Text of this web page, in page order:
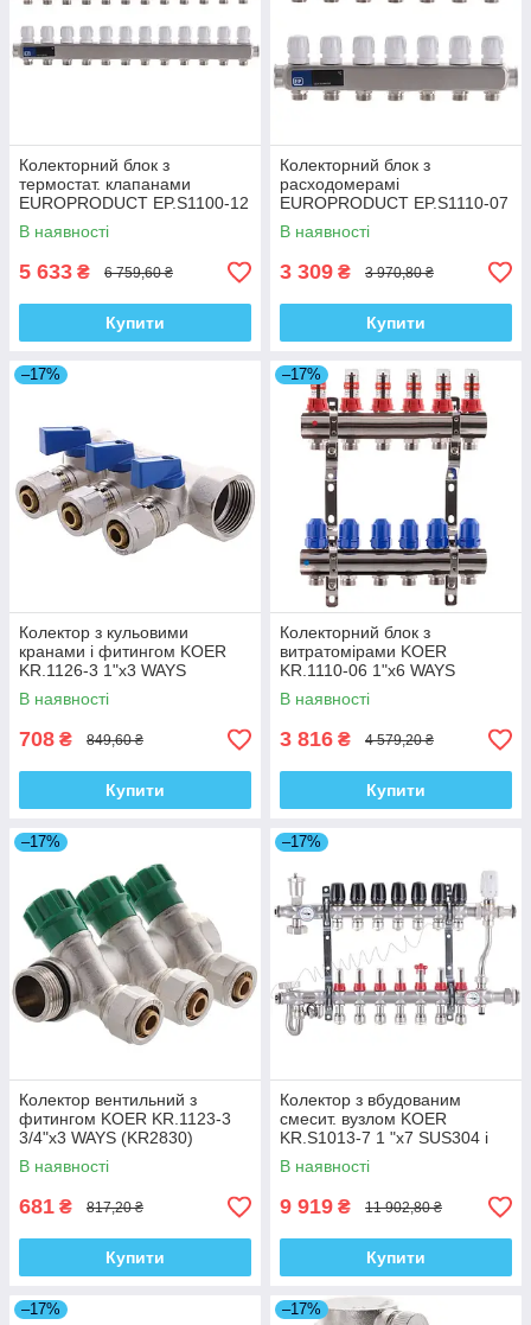
Колекторний блок з
термостат. клапанами
EUROPRODUCT EP.S1100-12
1"x12 (EP4999)
В наявності
5 633 ₴ 6 759,60 ₴
Купити
Колекторний блок з
расxодомерамі
EUROPRODUCT EP.S1110-07
1 "x7 (EP4983)
В наявності
3 309 ₴ 3 970,80 ₴
Купити
–17%
Колектор з кульовими
кранами і фитингом KOER
KR.1126-3 1"x3 WAYS
(KR2839)
В наявності
708 ₴ 849,60 ₴
Купити
–17%
Колекторний блок з
витратомірами KOER
KR.1110-06 1"x6 WAYS
(KR2643)
В наявності
3 816 ₴ 4 579,20 ₴
Купити
–17%
Колектор вентильний з
фитингом KOER KR.1123-3
3/4"x3 WAYS (KR2830)
В наявності
681 ₴ 817,20 ₴
Купити
–17%
Колектор з вбудованим
смесит. вузлом KOER
KR.S1013-7 1 "х7 SUS304 і
євроконус 3 / 4-16 (KR2950)
В наявності
9 919 ₴ 11 902,80 ₴
Купити
–17% –17%